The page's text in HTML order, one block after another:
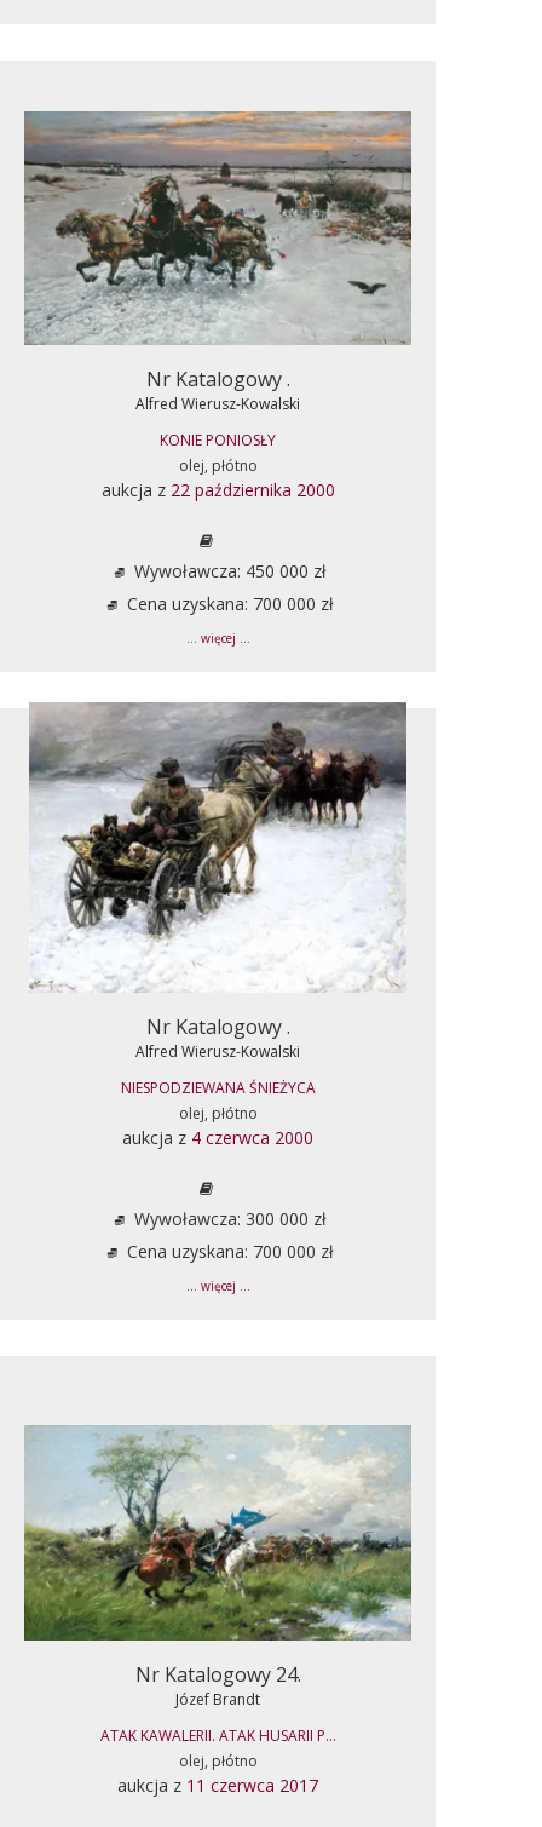
Nr Katalogowy .
Alfred Wierusz-Kowalski
KONIE PONIOSŁY
olej, płótno
aukcja z 22 października 2000
Wywoławcza: 450 000 zł
Cena uzyskana: 700 000 zł
... więcej ...
Nr Katalogowy .
Alfred Wierusz-Kowalski
NIESPODZIEWANA ŚNIEŻYCA
olej, płótno
aukcja z 4 czerwca 2000
Wywoławcza: 300 000 zł
Cena uzyskana: 700 000 zł
... więcej ...
Nr Katalogowy 24.
Józef Brandt
ATAK KAWALERII. ATAK HUSARII P...
olej, płótno
aukcja z 11 czerwca 2017